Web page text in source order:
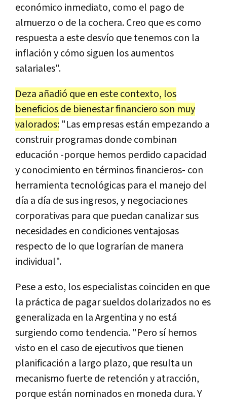
económico inmediato, como el pago de
almuerzo o de la cochera. Creo que es como
respuesta a este desvío que tenemos con la
inflación y cómo siguen los aumentos
salariales".
Deza añadió que en este contexto, los
beneficios de bienestar financiero son muy
valorados: "Las empresas están empezando a
construir programas donde combinan
educación -porque hemos perdido capacidad
y conocimiento en términos financieros- con
herramienta tecnológicas para el manejo del
día a día de sus ingresos, y negociaciones
corporativas para que puedan canalizar sus
necesidades en condiciones ventajosas
respecto de lo que lograrían de manera
individual".
Pese a esto, los especialistas coinciden en que
la práctica de pagar sueldos dolarizados no es
generalizada en la Argentina y no está
surgiendo como tendencia. "Pero sí hemos
visto en el caso de ejecutivos que tienen
planificación a largo plazo, que resulta un
mecanismo fuerte de retención y atracción,
porque están nominados en moneda dura. Y